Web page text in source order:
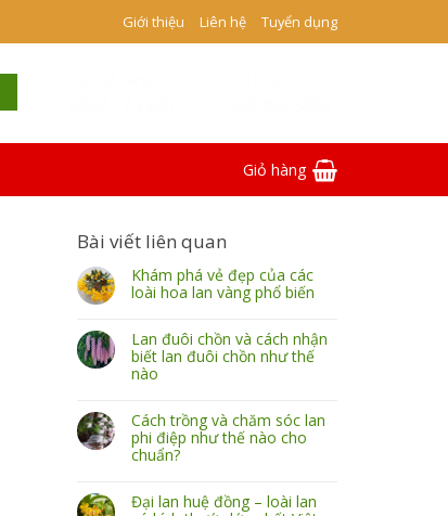
Giới thiệu Liên hệ Tuyển dụng
Giỏ hàng
Bài viết liên quan
Khám phá vẻ đẹp của các
loài hoa lan vàng phổ biến
Lan đuôi chồn và cách nhận
biết lan đuôi chồn như thế
nào
Cách trồng và chăm sóc lan
phi điệp như thế nào cho
chuẩn?
Đại lan huệ đồng – loài lan